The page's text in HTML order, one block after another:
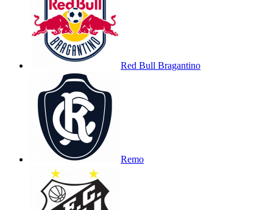
Red Bull Bragantino
Remo